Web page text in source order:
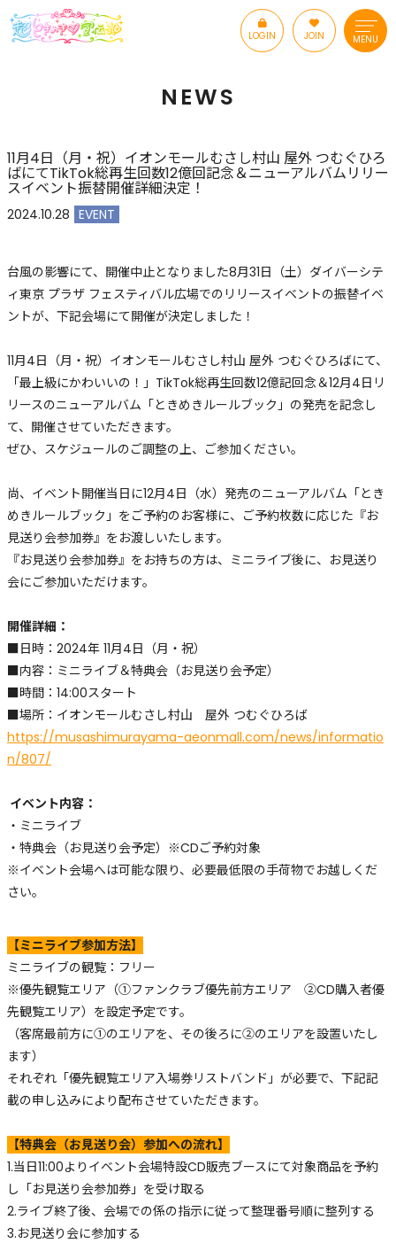
LOGIN JOIN MENU
NEWS
11月4日（月・祝）イオンモールむさし村山 屋外 つむぐひろ
ばにてTikTok総再生回数12億回記念＆ニューアルバムリリー
スイベント振替開催詳細決定！
2024.10.28 EVENT
台風の影響にて、開催中止となりました8月31日（土）ダイバーシテ
ィ東京 プラザ フェスティバル広場でのリリースイベントの振替イベ
ントが、下記会場にて開催が決定しました！
11月4日（月・祝）イオンモールむさし村山 屋外 つむぐひろばにて、
「最上級にかわいいの！」TikTok総再生回数12億記回念＆12月4日リ
リースのニューアルバム「ときめきルールブック」の発売を記念し
て、開催させていただきます。
ぜひ、スケジュールのご調整の上、ご参加ください。
尚、イベント開催当日に12月4日（水）発売のニューアルバム「とき
めきルールブック」をご予約のお客様に、ご予約枚数に応じた『お
見送り会参加券』をお渡しいたします。
『お見送り会参加券』をお持ちの方は、ミニライブ後に、お見送り
会にご参加いただけます。
開催詳細：
■日時：2024年 11月4日（月・祝）
■内容：ミニライブ＆特典会（お見送り会予定）
■時間：14:00スタート
■場所：イオンモールむさし村山 屋外 つむぐひろば
https://musashimurayama-aeonmall.com/news/informatio
n/807/
イベント内容：
・ミニライブ
・特典会（お見送り会予定）※CDご予約対象
※イベント会場へは可能な限り、必要最低限の手荷物でお越しくだ
さい。
【ミニライブ参加方法】
ミニライブの観覧：フリー
※優先観覧エリア（①ファンクラブ優先前方エリア ②CD購入者優
先観覧エリア）を設定予定です。
（客席最前方に①のエリアを、その後ろに②のエリアを設置いたし
ます）
それぞれ「優先観覧エリア入場券リストバンド」が必要で、下記記
載の申し込みにより配布させていただきます。
【特典会（お見送り会）参加への流れ】
1.当日11:00よりイベント会場特設CD販売ブースにて対象商品を予約
し「お見送り会参加券」を受け取る
2.ライブ終了後、会場での係の指示に従って整理番号順に整列する
3.お見送り会に参加する